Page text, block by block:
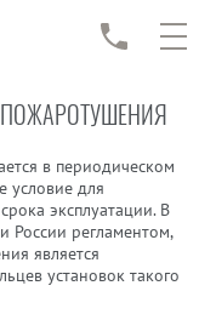
в периодическом
условие для
эксплуатации. В
России регламентом,
является
установок такого